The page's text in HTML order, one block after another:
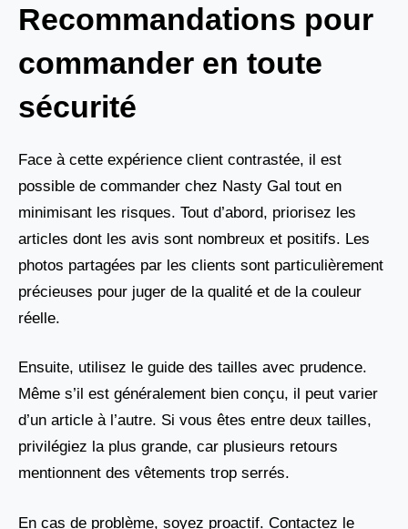
Recommandations pour
commander en toute
sécurité
Face à cette expérience client contrastée, il est
possible de commander chez Nasty Gal tout en
minimisant les risques. Tout d’abord, priorisez les
articles dont les avis sont nombreux et positifs. Les
photos partagées par les clients sont particulièrement
précieuses pour juger de la qualité et de la couleur
réelle.
Ensuite, utilisez le guide des tailles avec prudence.
Même s’il est généralement bien conçu, il peut varier
d’un article à l’autre. Si vous êtes entre deux tailles,
privilégiez la plus grande, car plusieurs retours
mentionnent des vêtements trop serrés.
En cas de problème, soyez proactif. Contactez le